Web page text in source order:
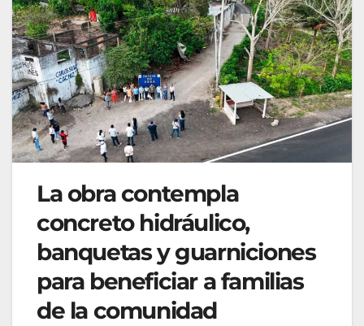
La obra contempla
concreto hidráulico,
banquetas y guarniciones
para beneficiar a familias
de la comunidad